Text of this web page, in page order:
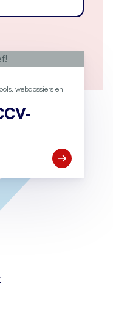
webdossiers en
Open Meld